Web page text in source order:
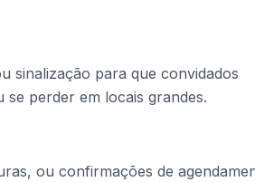
sinalização para que convidados
perder em locais grandes.
ou confirmações de